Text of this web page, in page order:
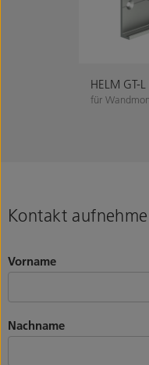
HELM GT-
für
Kontakt
Vorname
Nachname